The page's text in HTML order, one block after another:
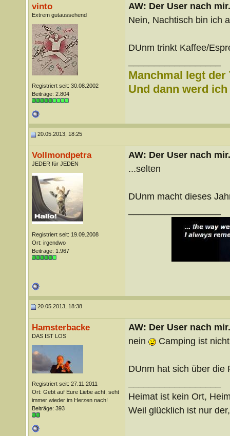
vinto
Extrem gutaussehend
Registriert seit: 30.08.2002
Beiträge: 2.804
AW: Der User nach
Nein, Nachtisch bin ich
DUnm trinkt Kaffee/
Manchmal legt
Und dann werd
20.05.2013, 18:25
Vollmondpetra
JEDER für JEDEN
Registriert seit: 19.09.2008
Ort: irgendwo
Beiträge: 1.967
AW: Der User nach
...selten
DUnm macht dieses
20.05.2013, 18:38
Hamsterbacke
DAS IST LOS
Registriert seit: 27.11.2011
Ort: Gebt auf Eure Liebe acht, seht
immer wieder im Herzen nach!
Beiträge: 393
AW: Der User nach
nein
Camping ist
DUnm hat sich über
Heimat ist kein Ort,
Weil glücklich ist nur